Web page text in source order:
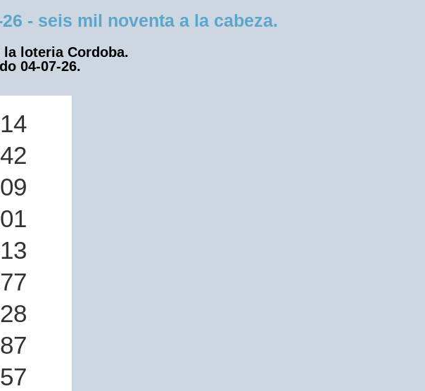
- seis mil noventa a la cabeza.
la loteria Cordoba.
04-07-26.